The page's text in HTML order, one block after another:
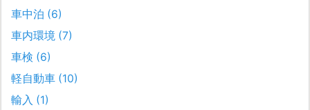
車中泊 (6)
車内環境 (7)
車検 (6)
軽自動車 (10)
輸入 (1)